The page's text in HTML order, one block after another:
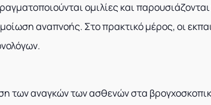
ομιλίες και
αναπνοής. Στο πρακτικό μέρος, οι
των αναγκών των ασθενών στα